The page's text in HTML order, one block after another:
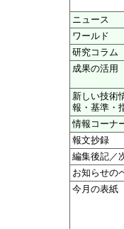
ニュース
ワールド
研究コラム
成果の活用
新しい技術
報・基準・
情報コーナ
報文抄録
編集後記／
お知らせの
今月の表紙